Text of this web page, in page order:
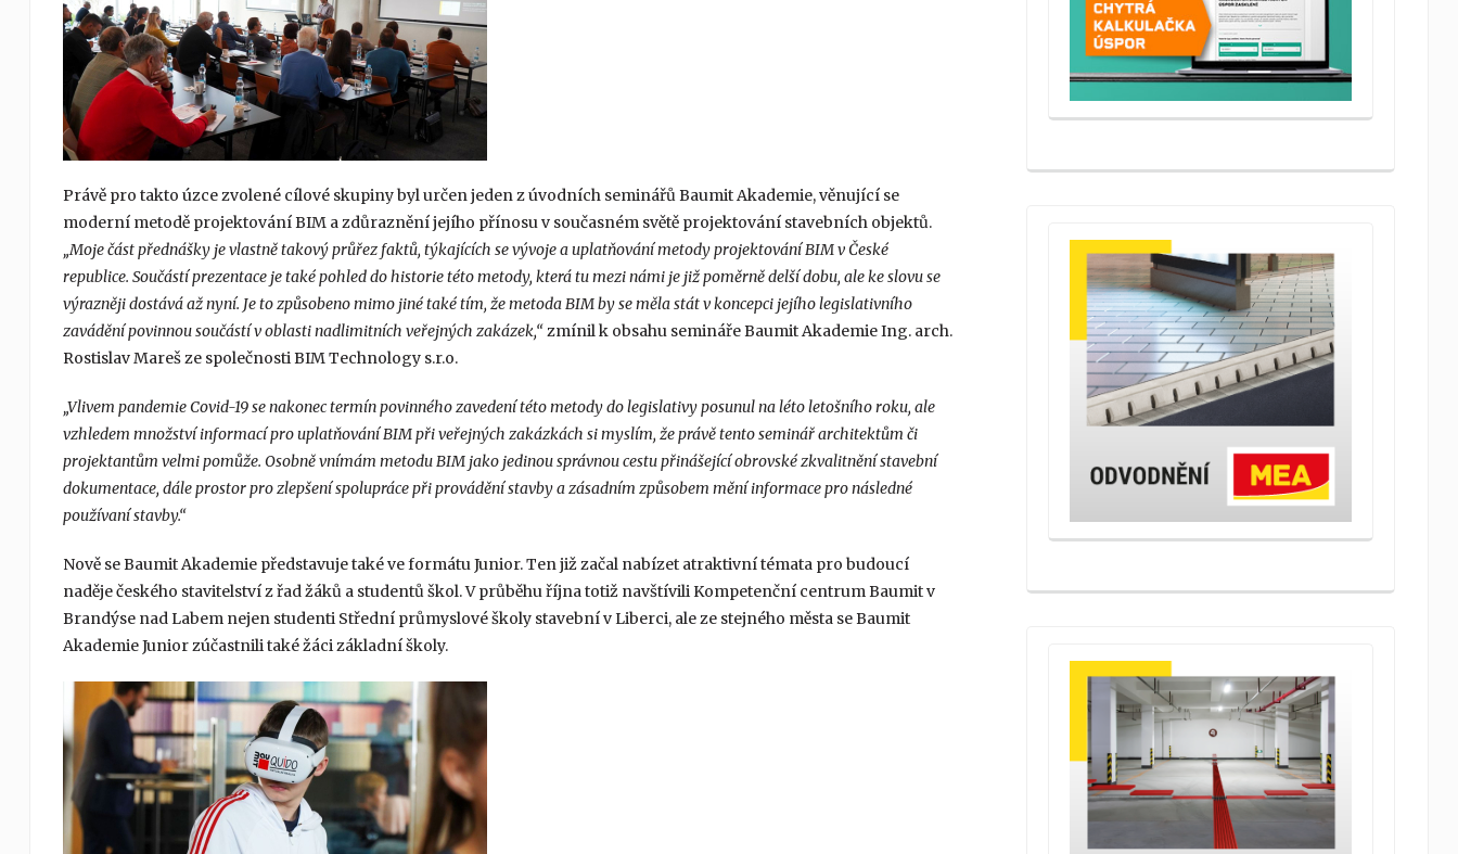
Právě pro takto úzce zvolené cílové skupiny byl určen jeden z úvodních seminářů Baumit Akademie, věnující se
moderní metodě projektování BIM a zdůraznění jejího přínosu v současném světě projektování stavebních objektů.
„Moje část přednášky je vlastně takový průřez faktů, týkajících se vývoje a uplatňování metody projektování BIM v České
republice. Součástí prezentace je také pohled do historie této metody, která tu mezi námi je již poměrně delší dobu, ale ke slovu se
výrazněji dostává až nyní. Je to způsobeno mimo jiné také tím, že metoda BIM by se měla stát v koncepci jejího legislativního
zavádění povinnou součástí v oblasti nadlimitních veřejných zakázek,“ zmínil k obsahu semináře Baumit Akademie Ing. arch.
Rostislav Mareš ze společnosti BIM Technology s.r.o.
„Vlivem pandemie Covid-19 se nakonec termín povinného zavedení této metody do legislativy posunul na léto letošního roku, ale
vzhledem množství informací pro uplatňování BIM při veřejných zakázkách si myslím, že právě tento seminář architektům či
projektantům velmi pomůže. Osobně vnímám metodu BIM jako jedinou správnou cestu přinášející obrovské zkvalitnění stavební
dokumentace, dále prostor pro zlepšení spolupráce při provádění stavby a zásadním způsobem mění informace pro následné
používaní stavby.“
Nově se Baumit Akademie představuje také ve formátu Junior. Ten již začal nabízet atraktivní témata pro budoucí
naděje českého stavitelství z řad žáků a studentů škol. V průběhu října totiž navštívili Kompetenční centrum Baumit v
Brandýse nad Labem nejen studenti Střední průmyslové školy stavební v Liberci, ale ze stejného města se Baumit
Akademie Junior zúčastnili také žáci základní školy.